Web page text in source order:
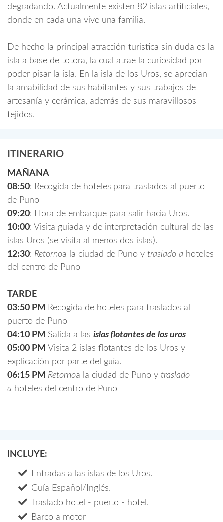
degradando. Actualmente existen 82 islas artificiales,
donde en cada una vive una familia.
De hecho la principal atracción turística sin duda es la
isla a base de totora, la cual atrae la curiosidad por
poder pisar la isla. En la isla de los Uros, se aprecian
la amabilidad de sus habitantes y sus trabajos de
artesanía y cerámica, además de sus maravillosos
tejidos.
ITINERARIO
MAÑANA
08:50: Recogida de hoteles para traslados al puerto
de Puno
09:20: Hora de embarque para salir hacia Uros.
10:00: Visita guiada y de interpretación cultural de las
islas Uros (se visita al menos dos islas).
12:30: Retornoa la ciudad de Puno y traslado a hoteles
del centro de Puno
TARDE
03:50 PM Recogida de hoteles para traslados al
puerto de Puno
04:10 PM Salida a las islas flotantes de los uros
05:00 PM Visita 2 islas flotantes de los Uros y
explicación por parte del guía.
06:15 PM Retornoa la ciudad de Puno y traslado
a hoteles del centro de Puno
INCLUYE:
Entradas a las islas de los Uros.
Guía Español/Inglés.
Traslado hotel - puerto - hotel.
Barco a motor